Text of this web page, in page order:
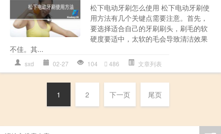
松下电动牙刷怎么使用 松下电动牙刷使
用方法有几个关键点需要注意。首先，
要选择适合自己的牙刷刷头，刷毛的软
硬度要适中，太软的毛会导致清洁效果
不佳。其...
sxd 02-27 104 486 文章列表
1 2 下一页 尾页